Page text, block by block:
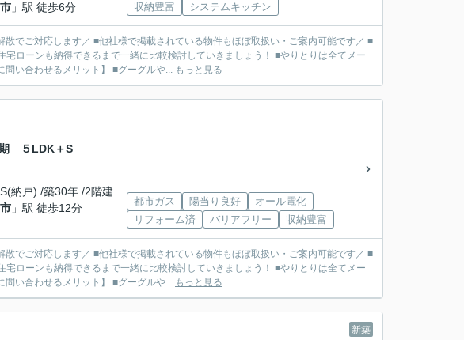
」駅 徒歩6分
収納豊富
システムキッチン
でご対応します／ ■他社様で掲載されている物件もほぼ取扱い・ご案内可能です／ ■
ローンも納得できるまで一緒に比較検討していきましょう！ ■やりとりは全てメー
＼＼ 【前橋みなみ不動産に問い合わせるメリット】 ■グーグルや... もっと見る
期 ５LDK＋S
納戸) /築30年 /2階建
」駅 徒歩12分
都市ガス 陽当り良好
オール電化
リフォーム済
バリアフリー 収納豊富
でご対応します／ ■他社様で掲載されている物件もほぼ取扱い・ご案内可能です／ ■
ローンも納得できるまで一緒に比較検討していきましょう！ ■やりとりは全てメー
＼＼ 【前橋みなみ不動産に問い合わせるメリット】 ■グーグルや... もっと見る
新築